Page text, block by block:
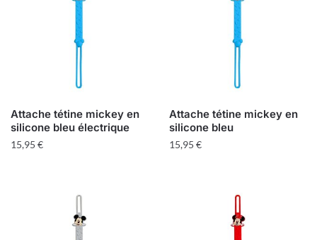
Attache tétine mickey en
silicone bleu électrique
15,95 €
Attache tétine mickey en
silicone bleu
15,95 €